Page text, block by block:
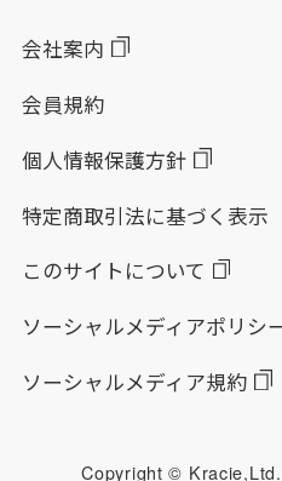
会社案内
会員規約
個人情報保護方針
特定商取引法に基づく表示
このサイトについて
ソーシャルメディアポリシ
ソーシャルメディア規約
Copyright ©